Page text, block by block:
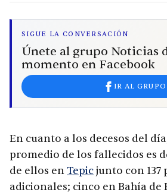
SIGUE LA CONVERSACIÓN
Únete al grupo Noticias
momento en Facebook
IR AL GRUPO
En cuanto a los decesos del
promedio de los fallecidos es
de ellos enTepicjunto con 137
adicionales; cinco en Bahía de